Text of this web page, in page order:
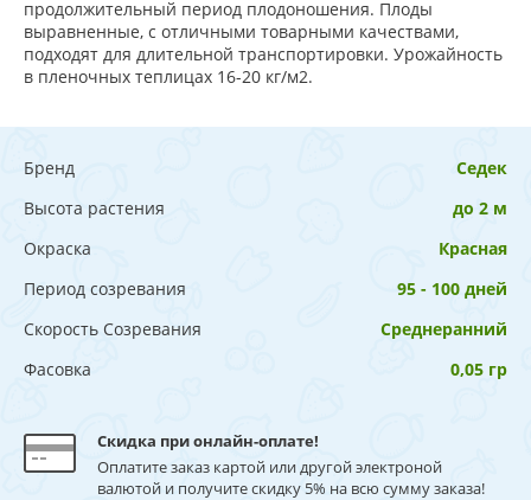
продолжительный период плодоношения. Плоды
выравненные, с отличными товарными качествами,
подходят для длительной транспортировки. Урожайность
в пленочных теплицах 16-20 кг/м2.
Бренд
Седек
Высота растения
до 2 м
Окраска
Красная
Период созревания
95 - 100 дней
Скорость Созревания
Среднеранний
Фасовка
0,05 гр
Скидка при онлайн-оплате!
Оплатите заказ картой или другой электроной
валютой и получите скидку 5% на всю сумму заказа!